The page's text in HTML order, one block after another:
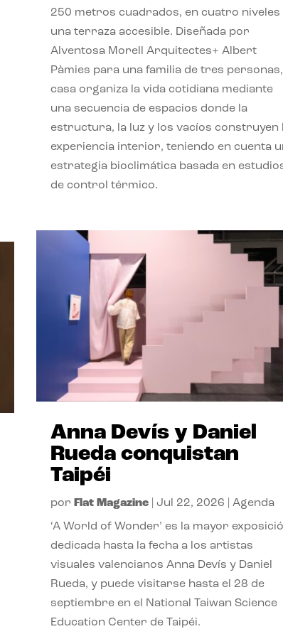
250 metros cuadrados, en cuatro niveles
una terraza accesible. Diseñada por
Alventosa Morell Arquitectes+ Albert
Pàmies para una familia de tres
casa organiza la vida cotidiana mediante
una secuencia de espacios donde la
estructura, la luz y los vacíos construyen
experiencia interior, teniendo en cuenta
estrategia bioclimática basada en
de control térmico.
Anna Devís y Daniel
Rueda conquistan
Taipéi
por Flat Magazine| Jul 22, 2026 Agenda
‘A World of Wonder’ es la mayor
dedicada hasta la fecha a los artistas
visuales valencianos Anna Devís y Daniel
Rueda, y puede visitarse hasta el 28 de
septiembre en el National Taiwan Science
Education Center de Taipéi.